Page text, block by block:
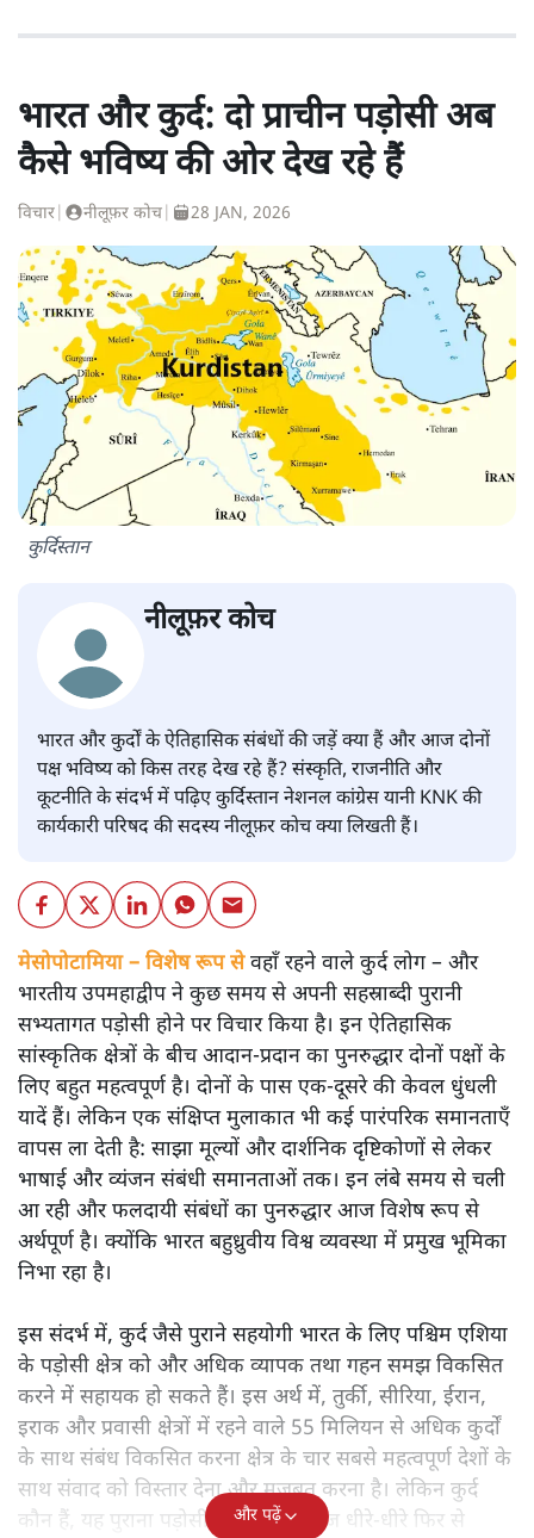
भारत और कुर्द: दो प्राचीन पड़ोसी अब
कैसे भविष्य की ओर देख रहे हैं
विचार नीलूफ़र कोच 28 JAN, 2026
कुर्दिस्तान
नीलूफ़र कोच
भारत और कुर्दों के ऐतिहासिक संबंधों की जड़ें क्या हैं और आज दोनों
पक्ष भविष्य को किस तरह देख रहे हैं? संस्कृति, राजनीति और
कूटनीति के संदर्भ में पढ़िए कुर्दिस्तान नेशनल कांग्रेस यानी KNK की
कार्यकारी परिषद की सदस्य नीलूफ़र कोच क्या लिखती हैं।
मेसोपोटामिया – विशेष रूप सेवहाँ रहने वाले कुर्द लोग – और
भारतीय उपमहाद्वीप ने कुछ समय से अपनी सहस्राब्दी पुरानी
सभ्यतागत पड़ोसी होने पर विचार किया है। इन ऐतिहासिक
सांस्कृतिक क्षेत्रों के बीच आदान-प्रदान का पुनरुद्धार दोनों पक्षों के
लिए बहुत महत्वपूर्ण है। दोनों के पास एक-दूसरे की केवल धुंधली
यादें हैं। लेकिन एक संक्षिप्त मुलाकात भी कई पारंपरिक समानताएँ
वापस ला देती है: साझा मूल्यों और दार्शनिक दृष्टिकोणों से लेकर
भाषाई और व्यंजन संबंधी समानताओं तक। इन लंबे समय से चली
आ रही और फलदायी संबंधों का पुनरुद्धार आज विशेष रूप से
अर्थपूर्ण है। क्योंकि भारत बहुध्रुवीय विश्व व्यवस्था में प्रमुख भूमिका
निभा रहा है।
इस संदर्भ में, कुर्द जैसे पुराने सहयोगी भारत के लिए पश्चिम एशिया
के पड़ोसी क्षेत्र को और अधिक व्यापक तथा गहन समझ विकसित
करने में सहायक हो सकते हैं। इस अर्थ में, तुर्की, सीरिया, ईरान,
इराक और प्रवासी क्षेत्रों में रहने वाले 55 मिलियन से अधिक कुर्दों
के साथ संबंध विकसित करना क्षेत्र के चार सबसे महत्वपूर्ण देशों के
साथ संवाद को विस्तार देना और मजबूत करना है। लेकिन कुर्द
कौन हैं, यह पुराना पड़ोसी जिसे भारत आज धीरे-धीरे फिर से
और पढ़ें